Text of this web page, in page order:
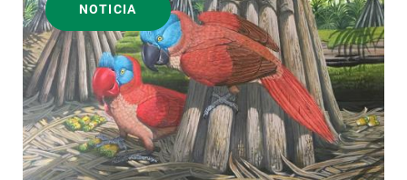
NOTICIA